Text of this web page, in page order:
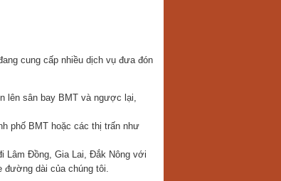
cung cấp nhiều dịch vụ đưa đón
lên sân bay BMT và ngược lại,
phố BMT hoặc các thị trấn như
Lâm Đồng, Gia Lai, Đắk Nông với
đường dài của chúng tôi.